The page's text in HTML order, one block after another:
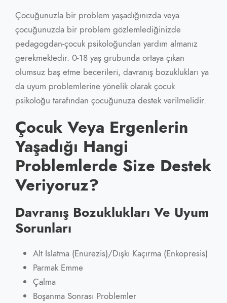
Çocuğunuzla bir problem yaşadığınızda veya
çocuğunuzda bir problem gözlemlediğinizde
pedagogdan-çocuk psikoloğundan yardım almanız
gerekmektedir. 0-18 yaş grubunda ortaya çıkan
olumsuz baş etme becerileri, davranış bozuklukları ya
da uyum problemlerine yönelik olarak çocuk
psikoloğu tarafından çocuğunuza destek verilmelidir.
Çocuk Veya Ergenlerin
Yaşadığı Hangi
Problemlerde Size Destek
Veriyoruz?
Davranış Bozuklukları Ve Uyum
Sorunları
Alt Islatma (Enürezis)/Dışkı Kaçırma (Enkopresis)
Parmak Emme
Çalma
Boşanma Sonrası Problemler